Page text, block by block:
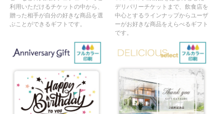
利用いただけるチケットの中から、
贈った相手が自分の好きな商品を選
ぶことができるギフトです。
デリバリーチケットまで、飲食店を
中心とするラインナップからユーザ
ーがお好きな商品をえらべるギフト
です。